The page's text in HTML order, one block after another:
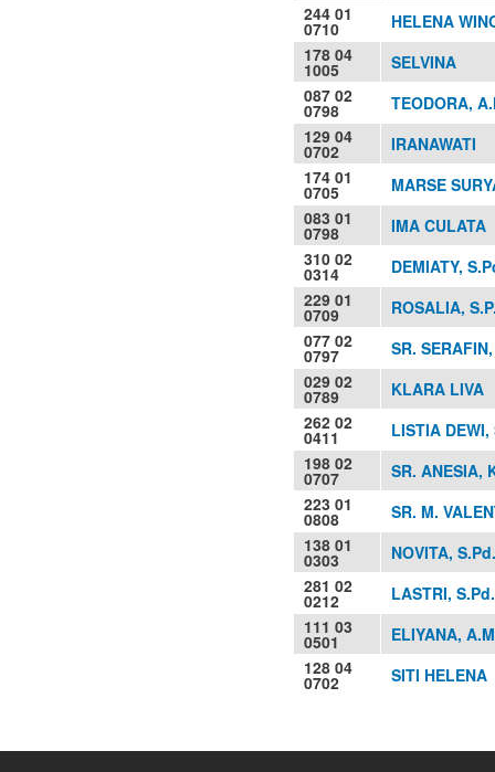
244 01
0710
HELENA
178 04
1005
SELVINA
087 02
0798
TEODORA,
129 04
0702
IRANAWATI
174 01
0705
MARSE
083 01
0798
IMA CULATA
310 02
0314
DEMIATY,
229 01
0709
ROSALIA,
077 02
0797
SR.
029 02
0789
KLARA LIVA
262 02
0411
LISTIA DEWI,
198 02
0707
SR. ANESIA,
223 01
0808
SR. M.
138 01
0303
NOVITA, S.Pd.
281 02
0212
LASTRI, S.Pd.
111 03
0501
ELIYANA,
128 04
0702 SITI HELENA